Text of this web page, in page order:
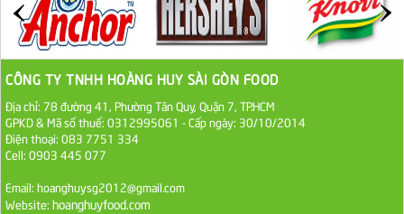
Đường cát trắng An Khê bao 50kg
Sa Tế Tôm Cholimex PET Hũ 450g
Ớt Sa Tế Cholimex Hũ Thuỷ Tinh 150g
CÔNG TY TNHH HOÀNG HUY SÀI GÒN FOOD
Địa chỉ: 78 đường 41, Phường Tân Quy, Quận 7, TP.HCM
GPKD & Mã số thuế: 0312995061 - Cấp ngày: 30/10/2014
Điện thoại: 083 7751 334
Cell: 0903 445 077
Email: hoanghuysg2012@gmail.com
Website: hoanghuyfood.com